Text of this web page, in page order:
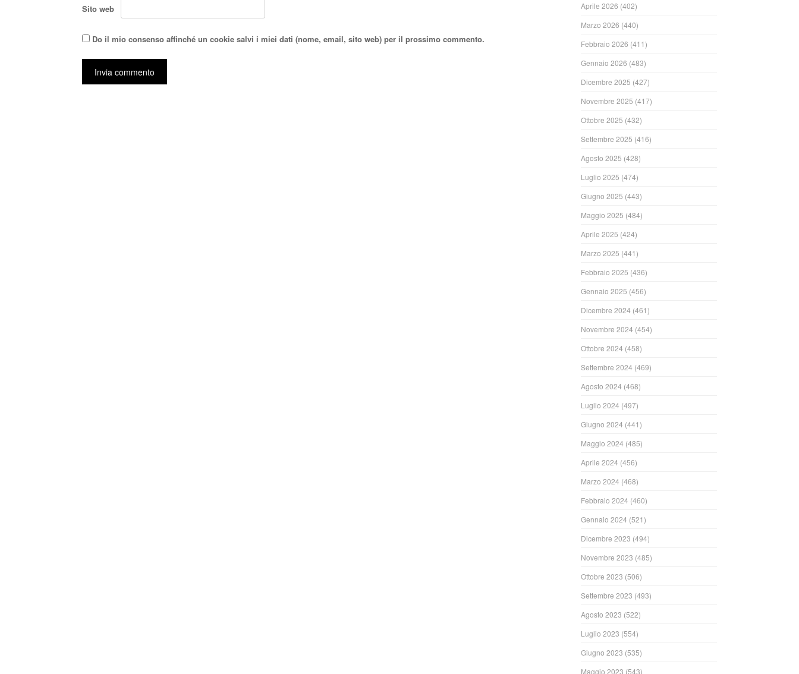
Sito web
Do il mio consenso affinché un cookie salvi i miei dati (nome, email, sito web) per il prossimo commento.
Aprile 2026 (402)
Marzo 2026 (440)
Febbraio 2026 (411)
Gennaio 2026 (483)
Dicembre 2025 (427)
Novembre 2025 (417)
Ottobre 2025 (432)
Settembre 2025 (416)
Agosto 2025 (428)
Luglio 2025 (474)
Giugno 2025 (443)
Maggio 2025 (484)
Aprile 2025 (424)
Marzo 2025 (441)
Febbraio 2025 (436)
Gennaio 2025 (456)
Dicembre 2024 (461)
Novembre 2024 (454)
Ottobre 2024 (458)
Settembre 2024 (469)
Agosto 2024 (468)
Luglio 2024 (497)
Giugno 2024 (441)
Maggio 2024 (485)
Aprile 2024 (456)
Marzo 2024 (468)
Febbraio 2024 (460)
Gennaio 2024 (521)
Dicembre 2023 (494)
Novembre 2023 (485)
Ottobre 2023 (506)
Settembre 2023 (493)
Agosto 2023 (522)
Luglio 2023 (554)
Giugno 2023 (535)
Maggio 2023 (543)